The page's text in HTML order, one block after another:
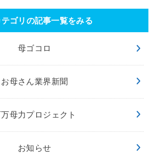
ゴリの記事一覧をみる
母ゴコロ
お母さん業界新聞
母力プロジェクト
お知らせ